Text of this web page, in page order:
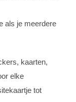
als je meerdere
kaarten,
elke
tot